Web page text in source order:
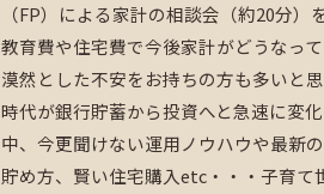
（FP）による家計の相談会（約20分）
教育費や住宅費で今後家計がどうなって
漠然とした不安をお持ちの方も多いと思
時代が銀行貯蓄から投資へと急速に変
中、今更聞けない運用ノウハウや最新
貯め方、賢い住宅購入etc・・・子育て